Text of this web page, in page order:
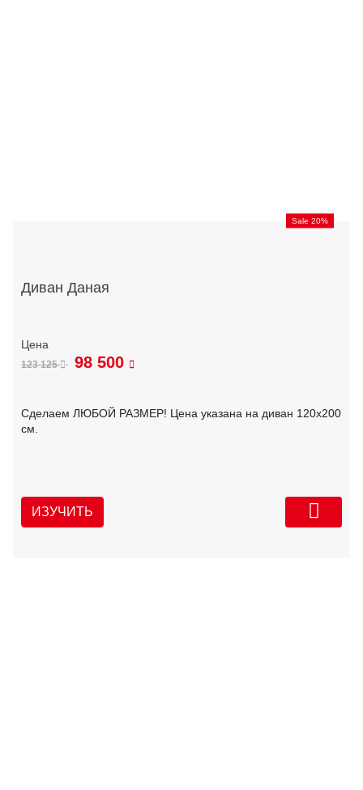
Sale 20%
Диван Даная
123 125 98 500
Сделаем ЛЮБОЙ РАЗМЕР! Цена указана на диван 120х200
см.
ИЗУЧИТЬ